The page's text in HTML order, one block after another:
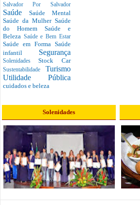
Salvador Por Salvador
Saúde Saúde Mental
Saúde da Mulher Saúde
do Homem Saúde e
Beleza Saúde e Bem Estar
Saúde em Forma Saúde
infantil Segurança
SolenidadesStock Car
Sustentabilidade Turismo
Utilidade Pública
cuidados e beleza
Solenidades